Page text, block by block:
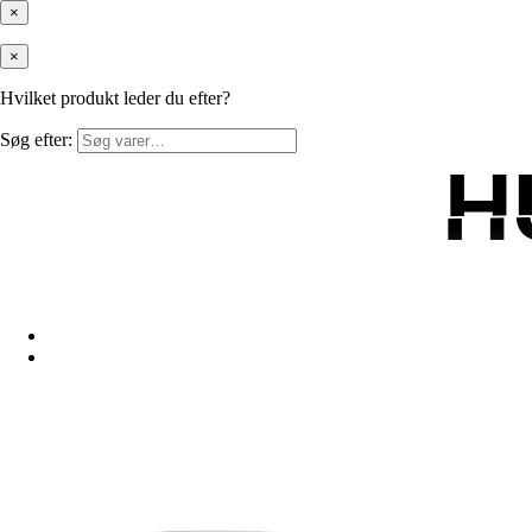
×
×
Hvilket produkt leder du efter?
Søg efter: